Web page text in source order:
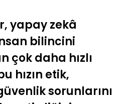
yapay zekâ
bilincini
çok daha hızlı
hızın etik,
sorunlarını